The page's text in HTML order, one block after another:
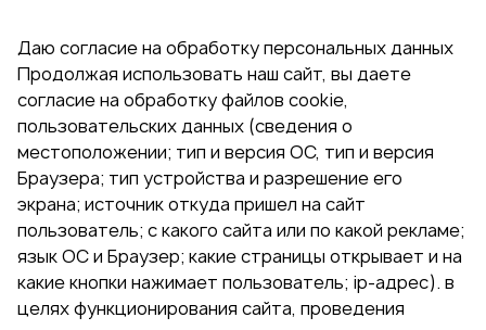
Даю согласие на обработку персональных данных
Продолжая использовать наш сайт, вы даете
согласие на обработку файлов cookie,
пользовательских данных (сведения о
местоположении; тип и версия ОС, тип и версия
Браузера; тип устройства и разрешение его
экрана; источник откуда пришел на сайт
пользователь; с какого сайта или по какой рекламе;
язык ОС и Браузер; какие страницы открывает и на
какие кнопки нажимает пользователь; ip-адрес). в
целях функционирования сайта, проведения